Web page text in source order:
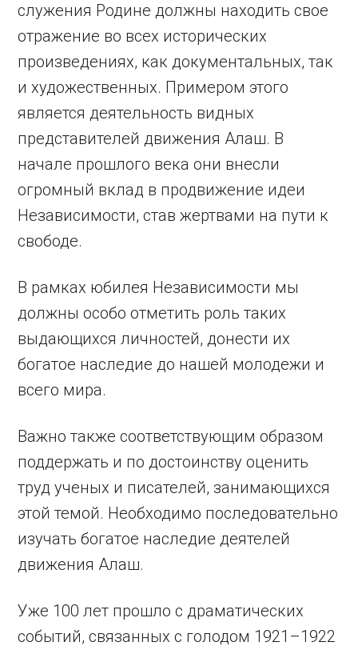
служения Родине должны находить свое
отражение во всех исторических
произведениях, как документальных, так
и художественных. Примером этого
является деятельность видных
представителей движения Алаш. В
начале прошлого века они внесли
огромный вклад в продвижение идеи
Независимости, став жертвами на пути к
свободе.
В рамках юбилея Независимости мы
должны особо отметить роль таких
выдающихся личностей, донести их
богатое наследие до нашей молодежи и
всего мира.
Важно также соответствующим образом
поддержать и по достоинству оценить
труд ученых и писателей, занимающихся
этой темой. Необходимо последовательно
изучать богатое наследие деятелей
движения Алаш.
Уже 100 лет прошло с драматических
событий, связанных с голодом 1921–1922